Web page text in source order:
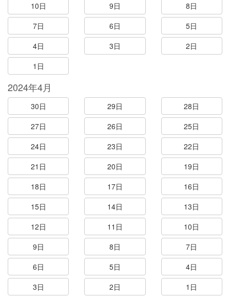
10日
9日
8日
7日
6日
5日
4日
3日
2日
1日
2024年4月
30日 29日
28日
27日
26日
25日
24日
23日
22日
21日
20日
19日
18日
17日
16日
15日
14日
13日
12日
11日
10日
9日
8日
7日
6日
5日
4日
3日
2日 1日